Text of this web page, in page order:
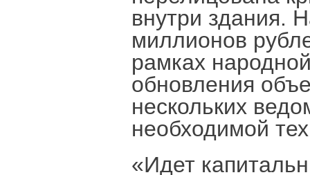
внутри здания.
миллионов
рамках
обновления
нескольких
необходимой
«Идет